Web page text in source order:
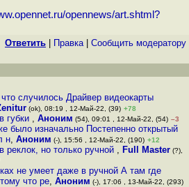
opennews/art.shtml?
Ответить Правка| Cообщить модератору
случилось Драйвер видеокарты
(ok), 08:19 , 12-Май-22, (39) +78
губки , Аноним (54), 09:01 , 12-Май-22, (54) –3
было изначально Постепенно открытый
н, Аноним (-), 15:56 , 12-Май-22, (190) +12
но только ручной , Full Master (?),
не умеет даже в ручной А там где
что ре, Аноним (-), 17:06 , 13-Май-22, (293)